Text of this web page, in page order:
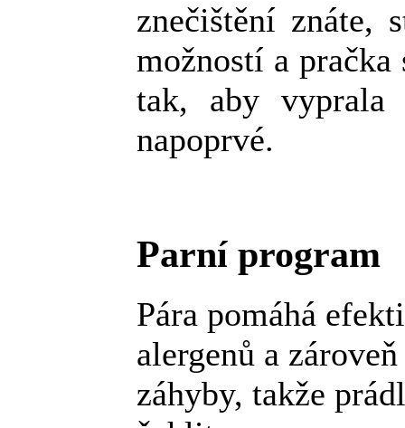
znečištění znáte,
možností a
tak, aby vyprala
napoprvé.
Parní program
Pára pomáhá
alergenů a
záhyby, takže